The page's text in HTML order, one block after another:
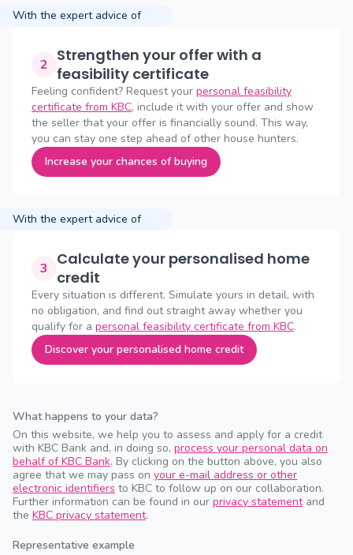
With the expert advice of
2 Strengthen your offer with a
feasibility certificate
Feeling confident? Request your personal feasibility
certificate from KBC, include it with your offer and show
the seller that your offer is financially sound. This way,
you can stay one step ahead of other house hunters.
Increase your chances of buying
With the expert advice of
3
Calculate your personalised home
credit
Every situation is different. Simulate yours in detail, with
no obligation, and find out straight away whether you
qualify for a personal feasibility certificate from KBC.
Discover your personalised home credit
What happens to your data?
On this website, we help you to assess and apply for a credit
with KBC Bank and, in doing so, process your personal data on
behalf of KBC Bank. By clicking on the button above, you also
agree that we may pass on your e-mail address or other
electronic identifiers to KBC to follow up on our collaboration.
Further information can be found in our privacy statementand
the KBC privacy statement.
Representative example